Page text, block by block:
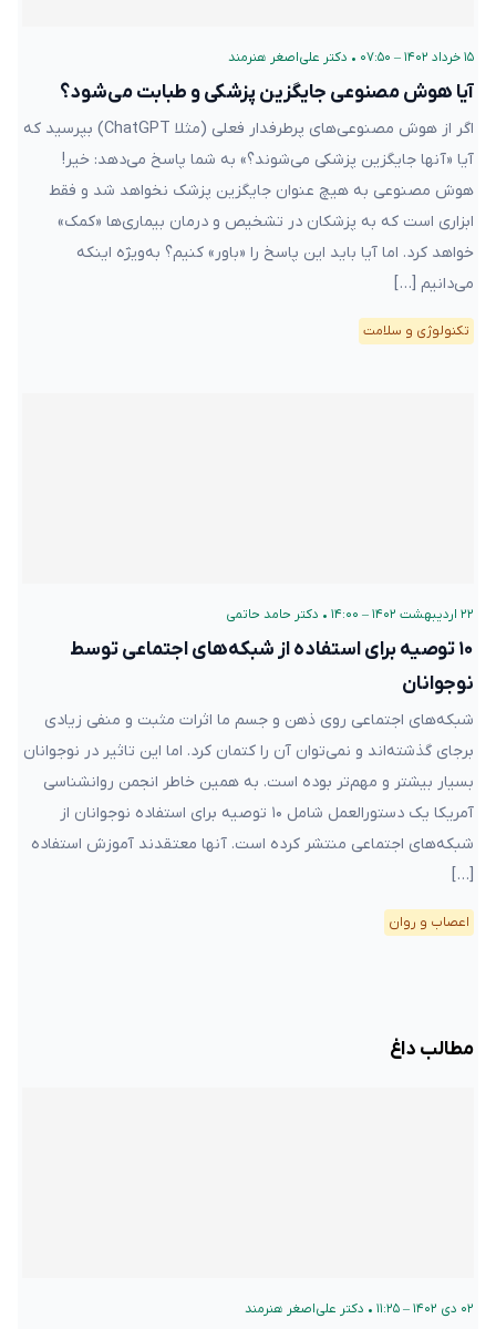
۱۵ خرداد ۱۴۰۲ – ۰۷:۵۰ • دکتر علی‌اصغر هنرمند
آیا هوش مصنوعی جایگزین پزشکی و طبابت می‌شود؟
اگر از هوش مصنوعی‌های پرطرفدار فعلی (مثلا ChatGPT) بپرسید که
آیا «آنها جایگزین پزشکی می‌شوند؟» به شما پاسخ می‌دهد: خیر!
هوش مصنوعی به هیچ عنوان جایگزین پزشک نخواهد شد و فقط
ابزاری است که به پزشکان در تشخیص و درمان بیماری‌ها «کمک»
خواهد کرد. اما آیا باید این پاسخ را «باور» کنیم؟ به‌ویژه اینکه
می‌دانیم […]
تکنولوژی و سلامت
۲۲ اردیبهشت ۱۴۰۲ – ۱۴:۰۰ • دکتر حامد حاتمی
۱۰ توصیه برای استفاده از شبکه‌های اجتماعی توسط
نوجوانان
شبکه‌های اجتماعی روی ذهن و جسم ما اثرات مثبت و منفی زیادی
برجای گذشته‌اند و نمی‌توان آن را کتمان کرد. اما این تاثیر در نوجوانان
بسیار بیشتر و مهم‌تر بوده است. به همین خاطر انجمن روانشناسی
آمریکا یک دستورالعمل شامل ۱۰ توصیه برای استفاده نوجوانان از
شبکه‌های اجتماعی منتشر کرده است. آنها معتقدند آموزش استفاده
[…]
اعصاب و روان
مطالب داغ
۰۲ دی ۱۴۰۲ – ۱۱:۲۵ • دکتر علی‌اصغر هنرمند